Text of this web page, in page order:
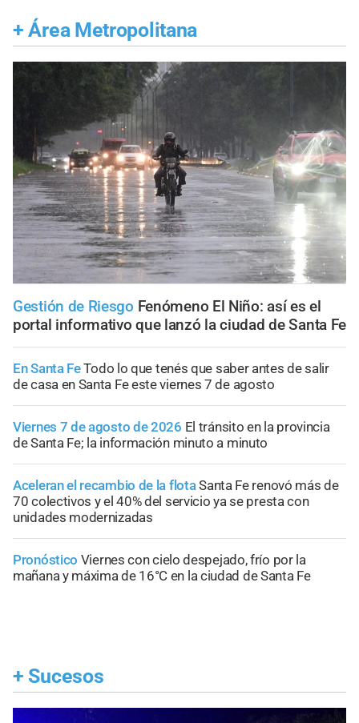
+ Área Metropolitana
Gestión de Riesgo Fenómeno El Niño: así es el
portal informativo que lanzó la ciudad de Santa Fe
En Santa FeTodo lo que tenés que saber antes de salir
de casa en Santa Fe este viernes 7 de agosto
Viernes 7 de agosto de 2026 El tránsito en la provincia
de Santa Fe; la información minuto a minuto
Aceleran el recambio de la flotaSanta Fe renovó más de
70 colectivos y el 40% del servicio ya se presta con
unidades modernizadas
Pronóstico Viernes con cielo despejado, frío por la
mañana y máxima de 16°C en la ciudad de Santa Fe
+ Sucesos